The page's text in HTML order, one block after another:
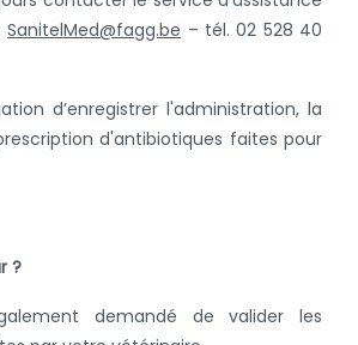
SanitelMed@fagg.be – tél. 02 528 40
d’enregistrer l'administration, la
d'antibiotiques faites pour
?
demandé de valider les